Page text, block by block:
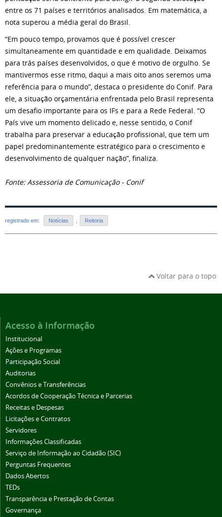
entre os 71 países e territórios analisados. Em matemática, a
nota superou a média geral do Brasil.
“Em pouco tempo, provamos que é possível crescer
simultaneamente em quantidade e em qualidade. Deixamos
para trás países desenvolvidos, o que é motivo de orgulho. Se
mantivermos esse ritmo, daqui a mais oito anos seremos uma
referência para o mundo”, destaca o presidente do Conif. Para
ele, a situação orçamentária enfrentada pelo Brasil representa
um desafio importante para os IFs e para a Rede Federal. “O
País vive um momento delicado e, nesse sentido, o Conif
trabalha para preservar a educação profissional, que tem um
papel predominantemente estratégico para o crescimento e
desenvolvimento de qualquer nação”, finaliza.
Fonte: Assessoria de Comunicação - Conif
registrado em: Notícias Reitoria
Voltar para o topo
Acesso à Informação
Institucional
Ações e Programas
Participação Social
Auditorias
Convênios e Transferências
Acordos de Cooperação Técnica e Parcerias
Receitas e Despesas
Licitações e Contratos
Servidores
Informações Classificadas
Serviço de Informação ao Cidadão (SIC)
Perguntas Frequentes
Dados Abertos
TEDs
Transparência e Prestação de Contas
Governança